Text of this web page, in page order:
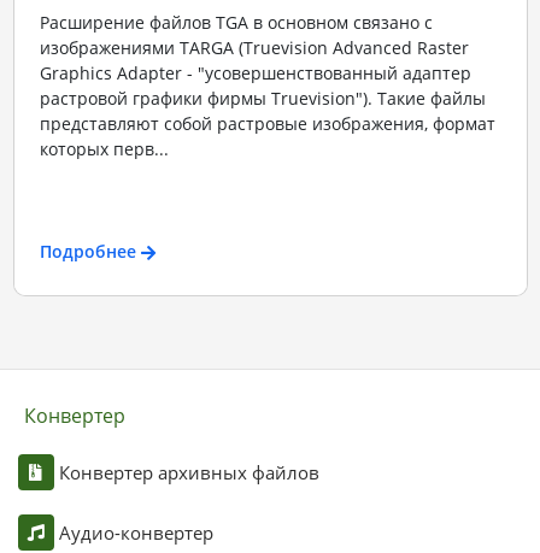
Расширение файлов TGA в основном связано с
изображениями TARGA (Truevision Advanced Raster
Graphics Adapter - "усовершенствованный адаптер
растровой графики фирмы Truevision"). Такие файлы
представляют собой растровые изображения, формат
которых перв...
Подробнее
Конвертер
Конвертер архивных файлов
Аудио-конвертер